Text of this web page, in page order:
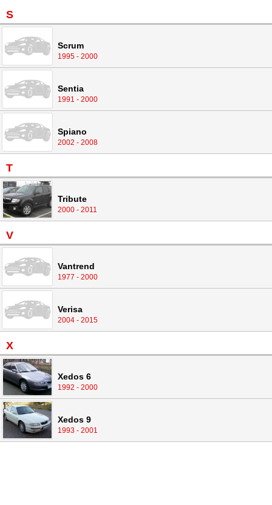
S
Scrum
1995 - 2000
Sentia
1991 - 2000
Spiano
2002 - 2008
T
Tribute
2000 - 2011
V
Vantrend
1977 - 2000
Verisa
2004 - 2015
X
Xedos 6
1992 - 2000
Xedos 9
1993 - 2001